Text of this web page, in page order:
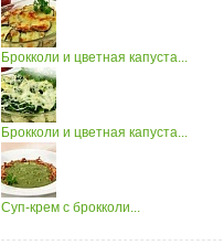
Брокколи и цветная капуста...
Брокколи и цветная капуста...
Суп-крем с брокколи...